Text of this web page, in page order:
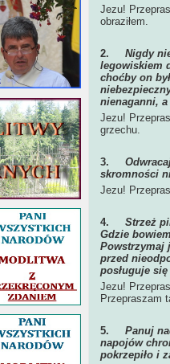
Jezu!
obraziłem.
2. Nigdy
legowiskiem
choćby on
nienaganni,
Jezu!
grzechu.
3.
skromności
Jezu!
4. Strzeż
Gdzie
Powstrzymaj
przed
posługuje
Jezu!
Przepraszam
5. Panuj
napojów
pokrzepiło i